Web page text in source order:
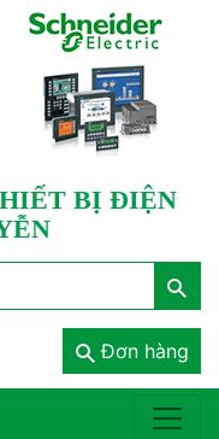
BỊ ĐIỆN
Đơn hàng